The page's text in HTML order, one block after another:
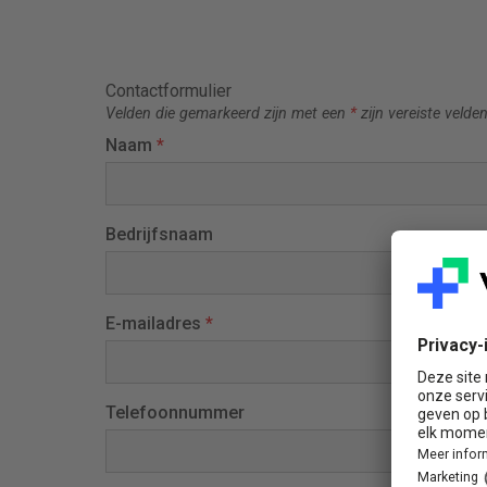
Contactformulier
Velden die gemarkeerd zijn met een * zijn vereiste velden
Naam *
Bedrijfsnaam
E-mailadres *
Telefoonnummer